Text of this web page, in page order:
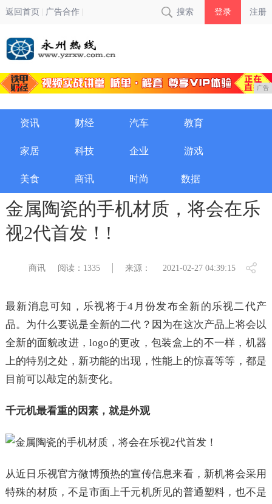
返回首页 广告合作 搜索 登录 注册
广告
资讯 财经 汽车 教育
家居 科技 企业 游戏
美食 商讯 时尚 数据
金属陶瓷的手机材质，将会在乐
视2代首发！!
商讯 阅读：1335 来源： 2021-02-27 04:39:15
最新消息可知，乐视将于4月份发布全新的乐视二代产
品。为什么要说是全新的二代？因为在这次产品上将会以
全新的面貌改进，logo的更改，包装盒上的不一样，机器
上的特别之处，新功能的出现，性能上的惊喜等等，都是
目前可以敲定的新变化。
千元机最看重的因素，就是外观
从近日乐视官方微博预热的宣传信息来看，新机将会采用
特殊的材质，不是市面上千元机所见的普通塑料，也不是